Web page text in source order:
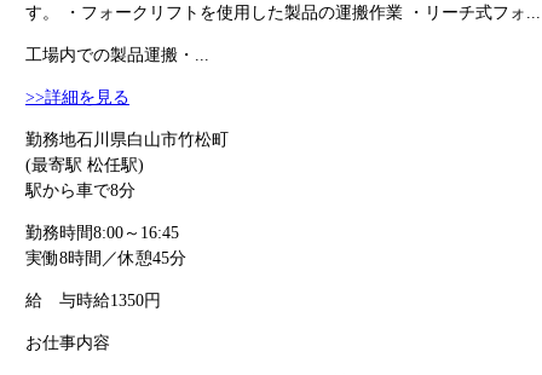
す。 ・フォークリフトを使用した製品の運搬作業 ・リーチ式フォ...
工場内での製品運搬・...
>>詳細を見る
勤務地石川県白山市竹松町
(最寄駅 松任駅)
駅から車で8分
勤務時間8:00～16:45
実働8時間／休憩45分
給 与時給1350円
お仕事内容